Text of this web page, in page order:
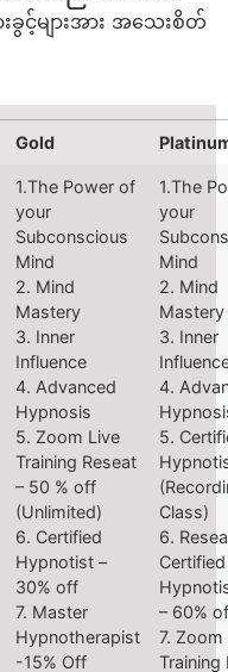
င့်များအား အသေးစိတ်
Gold
1.The Power of
your
Subconscious
Mind
2. Mind
Mastery
3. Inner
Influence
4. Advanced
Hypnosis
5. Zoom Live
Training Reseat
– 50 % off
(Unlimited)
6. Certified
Hypnotist –
30% off
7. Master
Hypnotherapist
-15% Off
1.The
your
Mind
2. Mind
Mastery
3. Inner
4.
5.
Class)
6.
Certified
– 60%
7. Zoom
Training